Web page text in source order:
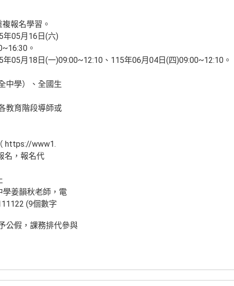
報名學習。
年05月16日(六)
。
05月18日(一)09:00~12:10、115年06月04日(四)09:00~12:10。
中學）、全國生
教育階段導師或
https://www1.
名，報名代
學姜韻秋老師，電
(9個數字
公假，課務排代參與